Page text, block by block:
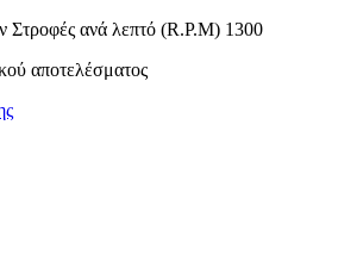
Στροφές ανά λεπτό (R.P.M) 1300
αποτελέσματος